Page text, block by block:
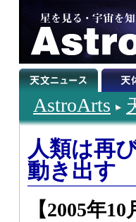
AstroArts
人類は再
動き出す
【2005年10